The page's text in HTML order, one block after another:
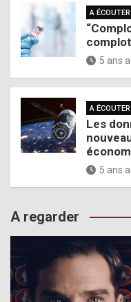
A ÉCOUTER
5 ans
A ÉCOUTER
Les
5 ans
A regarder